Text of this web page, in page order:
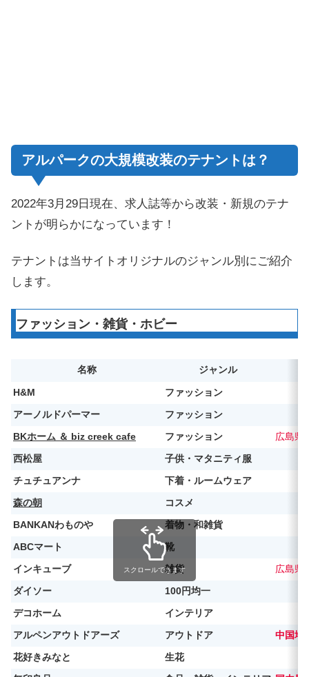
アルパークの大規模改装のテナントは？
2022年3月29日現在、求人誌等から改装・新規のテナ
ントが明らかになっています！
テナントは当サイトオリジナルのジャンル別にご紹介
します。
ファッション・雑貨・ホビー
名称 ジャンル
H&M ファッション
アーノルドパーマー ファッション
BKホーム ＆ biz creek cafe ファッション 広島県
西松屋 子供・マタニティ服
チュチュアンナ 下着・ルームウェア
森の朝 コスメ
BANKANわものや 着物・和雑貨
ABCマート 靴
インキューブ 雑貨 広島県
ダイソー 100円均一
デコホーム インテリア
アルペンアウトドアーズ アウトドア 中国地
花好きみなと 生花
スクロールできます